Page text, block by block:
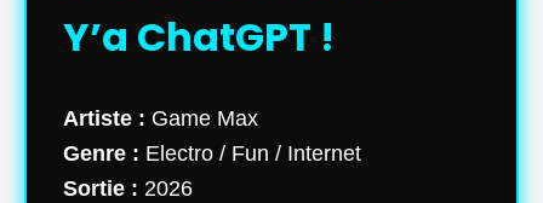
Y’a ChatGPT !
Artiste : Game Max
Genre : Electro / Fun / Internet
Sortie : 2026